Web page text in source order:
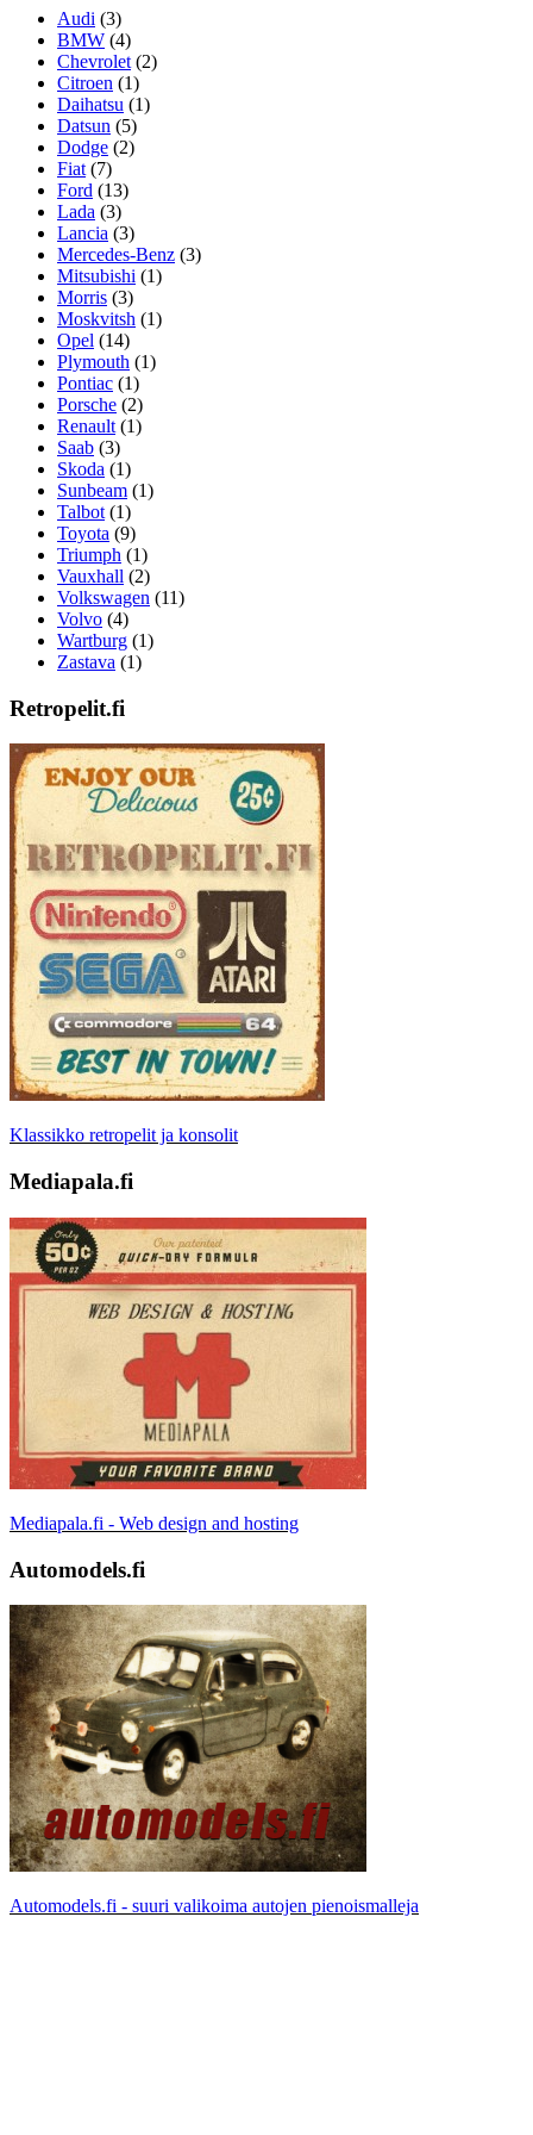
Audi (3)
BMW (4)
Chevrolet (2)
Citroen (1)
Daihatsu (1)
Datsun (5)
Dodge (2)
Fiat (7)
Ford (13)
Lada (3)
Lancia (3)
Mercedes-Benz (3)
Mitsubishi (1)
Morris (3)
Moskvitsh (1)
Opel (14)
Plymouth (1)
Pontiac (1)
Porsche (2)
Renault (1)
Saab (3)
Skoda (1)
Sunbeam (1)
Talbot (1)
Toyota (9)
Triumph (1)
Vauxhall (2)
Volkswagen (11)
Volvo (4)
Wartburg (1)
Zastava (1)
Retropelit.fi
Klassikko retropelit ja konsolit
Mediapala.fi
Mediapala.fi - Web design and hosting
Automodels.fi
Automodels.fi - suuri valikoima autojen pienoismalleja